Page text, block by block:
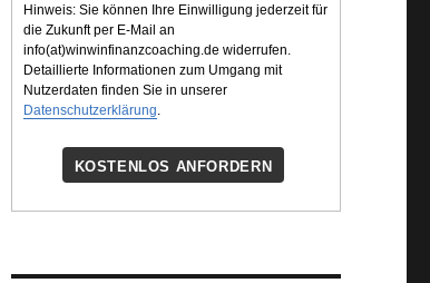
Hinweis: Sie können Ihre Einwilligung jederzeit für
die Zukunft per E-Mail an
info(at)winwinfinanzcoaching.de widerrufen.
Detaillierte Informationen zum Umgang mit
Nutzerdaten finden Sie in unserer
Datenschutzerklärung
KOSTENLOS ANFORDERN